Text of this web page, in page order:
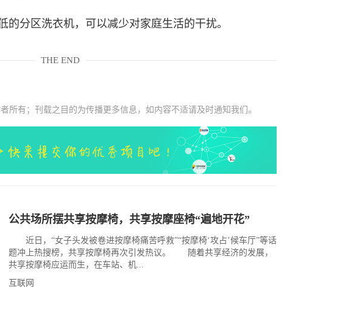
分区洗衣机，可以减少对家庭生活的干扰。
THE END
所有；刊载之目的为传播更多信息，如内容不适请及时通知我们。
公共场所摆共享按摩椅，共享按摩座椅“遍地开花”
近日，“女子头发被卷进按摩椅痛苦呼救”“按摩椅‘攻占’候车厅”等话
题冲上热搜榜，共享按摩椅再次引发热议。 随着共享经济的发展，
共享按摩椅应运而生，在车站、机...
互联网